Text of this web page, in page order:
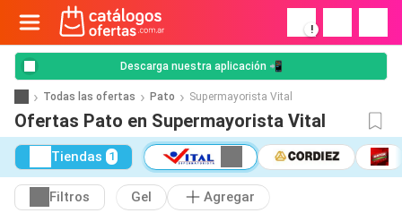
!
Descarga nuestra aplicación 📲
Todas las ofertas Pato Supermayorista Vital
Ofertas Pato en Supermayorista Vital
Tiendas 1
Filtros Gel
Agregar